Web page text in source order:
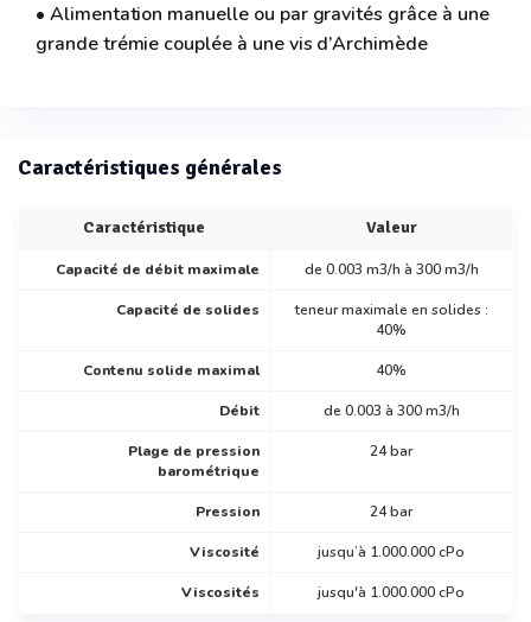
• Alimentation manuelle ou par gravités grâce à une
grande trémie couplée à une vis d’Archimède
Caractéristiques générales
Caractéristique Valeur
Capacité de débit maximale de 0.003 m3/h à 300 m3/h
Capacité de solides
teneur maximale en solides :
40%
Contenu solide maximal 40%
Débit de 0.003 à 300 m3/h
Plage de pression
barométrique
24 bar
Pression 24 bar
Viscosité jusqu’à 1.000.000 cPo
Viscosités jusqu'à 1.000.000 cPo